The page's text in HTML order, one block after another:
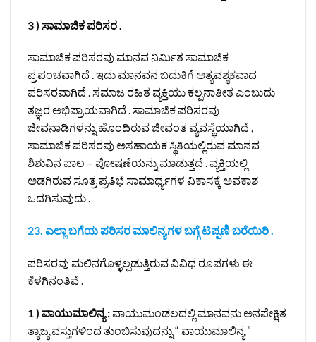
3 ) ಸಾಮಾಜಿಕ ಪರಿಸರ .
ಸಾಮಾಜಿಕ ಪರಿಸರವು ಮಾನವ ನಿರ್ಮಿತ ಸಾಮಾಜಿಕ
ಪ್ರಪಂಚವಾಗಿದೆ . ಇದು ಮಾನವನ ಬದುಕಿಗೆ ಅತ್ಯವಶ್ಯಕವಾದ
ಪರಿಸರವಾಗಿದೆ . ಸಮಾಜ ರಹಿತ ವ್ಯಕ್ತಿಯು ಕಲ್ಪನಾತೀತ ಎಂಬುದು
ತಜ್ಞರ ಅಭಿಪ್ರಾಯವಾಗಿದೆ . ಸಾಮಾಜಿಕ ಪರಿಸರವು
ಜೀವನಾಡಿಗಳನ್ನು ಹೊಂದಿರುವ ಜೀವಂತ ವ್ಯವಸ್ಥೆಯಾಗಿದೆ ,
ಸಾಮಾಜಿಕ ಪರಿಸರವು ಅಸಹಾಯಕ ಸ್ಥಿತಿಯಲ್ಲಿರುವ ಮಾನವ
ಶಿಶುವಿನ ಪಾಲ – ಪೋಷಣೆಯನ್ನು ಮಾಡುತ್ತದೆ . ವ್ಯಕ್ತಿಯಲ್ಲಿ
ಅಡಗಿರುವ ಸೂತ್ರ ಪ್ರತಿಭೆ ಸಾಮಾರ್ಥ್ಯಗಳ ವಿಕಾಸಕ್ಕೆ ಅವಕಾಶ
ಒದಗಿಸುವುದು .
23. ಎಲ್ಲಾ ಬಗೆಯ ಪರಿಸರ ಮಾಲಿನ್ಯಗಳ ಬಗ್ಗೆ ಟಿಪ್ಪಣಿ ಬರೆಯಿರಿ .
ಪರಿಸರವು ಮಲಿನಗೊಳ್ಳಲ್ಪಡುತ್ತಿರುವ ವಿವಿಧ ರೂಪಗಳು ಈ
ಕೆಳಗಿನಂತಿವೆ .
1 ) ವಾಯುಮಾಲಿನ್ಯ :ವಾಯುಮಂಡಲದಲ್ಲಿ ಮಾನವನು ಅನಪೇಕ್ಷಿತ
ತ್ಯಾಜ್ಯ ವಸ್ತುಗಳಿಂದ ತುಂಬಿಸುವುದನ್ನು “ ವಾಯುಮಾಲಿನ್ಯ ”